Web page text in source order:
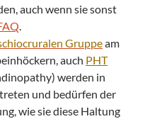
auch wenn sie sonst
.
Gruppeam
auch PHT
werden in
und bedürfen der
wie sie diese Haltung